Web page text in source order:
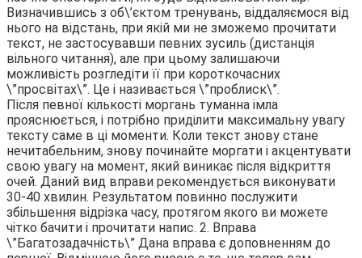
Визначившись з об\’єктом тренувань, віддаляємося від
нього на відстань, при якій ми не зможемо прочитати
текст, не застосувавши певних зусиль (дистанція
вільного читання), але при цьому залишаючи
можливість розгледіти її при короткочасних
\”просвітах\”. Це і називається \”проблиск\”.
Після певної кількості моргань туманна імла
прояснюється, і потрібно приділити максимальну увагу
тексту саме в ці моменти. Коли текст знову стане
нечитабельним, знову починайте моргати і акцентувати
свою увагу на момент, який виникає після відкриття
очей. Даний вид вправи рекомендується виконувати
30-40 хвилин. Результатом повинно послужити
збільшення відрізка часу, протягом якого ви можете
чітко бачити і прочитати напис. 2. Вправа
\”Багатозадачність\” Дана вправа є доповненням до